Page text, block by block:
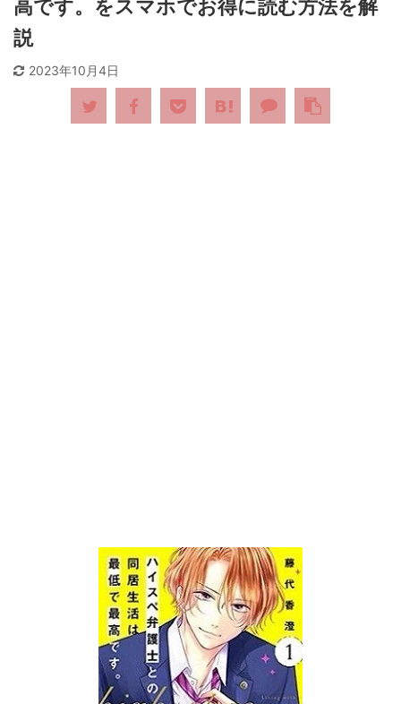
高です。をスマホでお得に読む方法を解
説
2023年10月4日